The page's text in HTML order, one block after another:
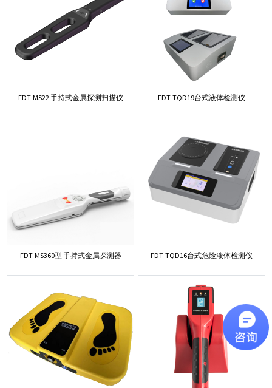
FDT-MS22 手持式金属探测扫描仪 FDT-TQD19台式液体检测仪
FDT-MS360型 手持式金属探测器 FDT-TQD16台式危险液体检测仪